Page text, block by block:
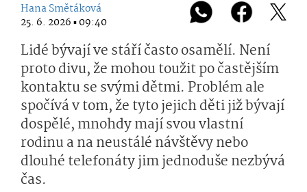
Hana Smětáková
25. 6. 2026 ▪ 09:40
Lidé bývají ve stáří často osamělí. Není
proto divu, že mohou toužit po častějším
kontaktu se svými dětmi. Problém ale
spočívá v tom, že tyto jejich děti již bývají
dospělé, mnohdy mají svou vlastní
rodinu a na neustálé návštěvy nebo
dlouhé telefonáty jim jednoduše nezbývá
čas.